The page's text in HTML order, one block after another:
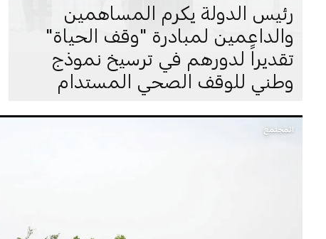
رئيس الدولة يكرم المساهمين
والداعمين لمبادرة "وقف الحياة"
تقديراً لدورهم في ترسيخ نموذج
وطني للوقف الصحي المستدام
المجتمع